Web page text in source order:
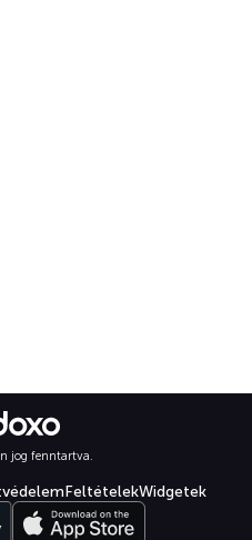
jog fenntartva.
FeltételekWidgetek